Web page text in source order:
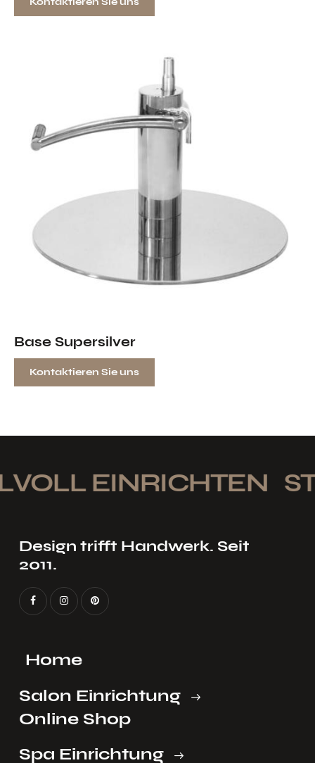
Base Supersilver
Kontaktieren Sie uns
EINRICHTEN
Design trifft Handwerk. Seit
2011.
Home
Salon Einrichtung
Online Shop
Spa Einrichtung